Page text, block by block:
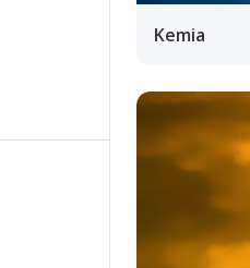
Kemia